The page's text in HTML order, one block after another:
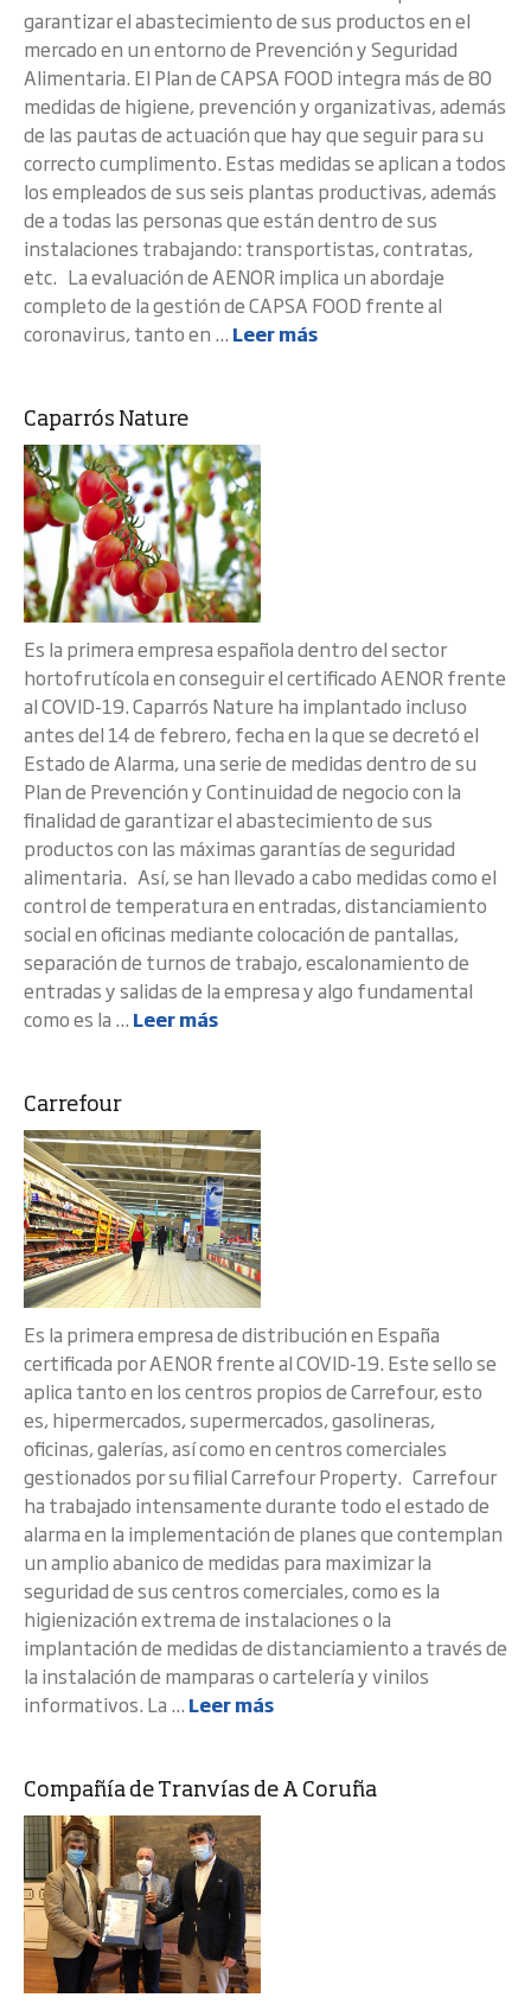
garantizar el abastecimiento de sus productos en el
mercado en un entorno de Prevención y Seguridad
Alimentaria. El Plan de CAPSA FOOD integra más de 80
medidas de higiene, prevención y organizativas, además
de las pautas de actuación que hay que seguir para su
correcto cumplimento. Estas medidas se aplican a todos
los empleados de sus seis plantas productivas, además
de a todas las personas que están dentro de sus
instalaciones trabajando: transportistas, contratas,
etc. La evaluación de AENOR implica un abordaje
completo de la gestión de CAPSA FOOD frente al
coronavirus, tanto en ... Leer más
Caparrós Nature
Es la primera empresa española dentro del sector
hortofrutícola en conseguir el certificado AENOR frente
al COVID-19. Caparrós Nature ha implantado incluso
antes del 14 de febrero, fecha en la que se decretó el
Estado de Alarma, una serie de medidas dentro de su
Plan de Prevención y Continuidad de negocio con la
finalidad de garantizar el abastecimiento de sus
productos con las máximas garantías de seguridad
alimentaria. Así, se han llevado a cabo medidas como el
control de temperatura en entradas, distanciamiento
social en oficinas mediante colocación de pantallas,
separación de turnos de trabajo, escalonamiento de
entradas y salidas de la empresa y algo fundamental
como es la ... Leer más
Carrefour
Es la primera empresa de distribución en España
certificada por AENOR frente al COVID-19. Este sello se
aplica tanto en los centros propios de Carrefour, esto
es, hipermercados, supermercados, gasolineras,
oficinas, galerías, así como en centros comerciales
gestionados por su filial Carrefour Property. Carrefour
ha trabajado intensamente durante todo el estado de
alarma en la implementación de planes que contemplan
un amplio abanico de medidas para maximizar la
seguridad de sus centros comerciales, como es la
higienización extrema de instalaciones o la
implantación de medidas de distanciamiento a través de
la instalación de mamparas o cartelería y vinilos
informativos. La ... Leer más
Compañía de Tranvías de A Coruña